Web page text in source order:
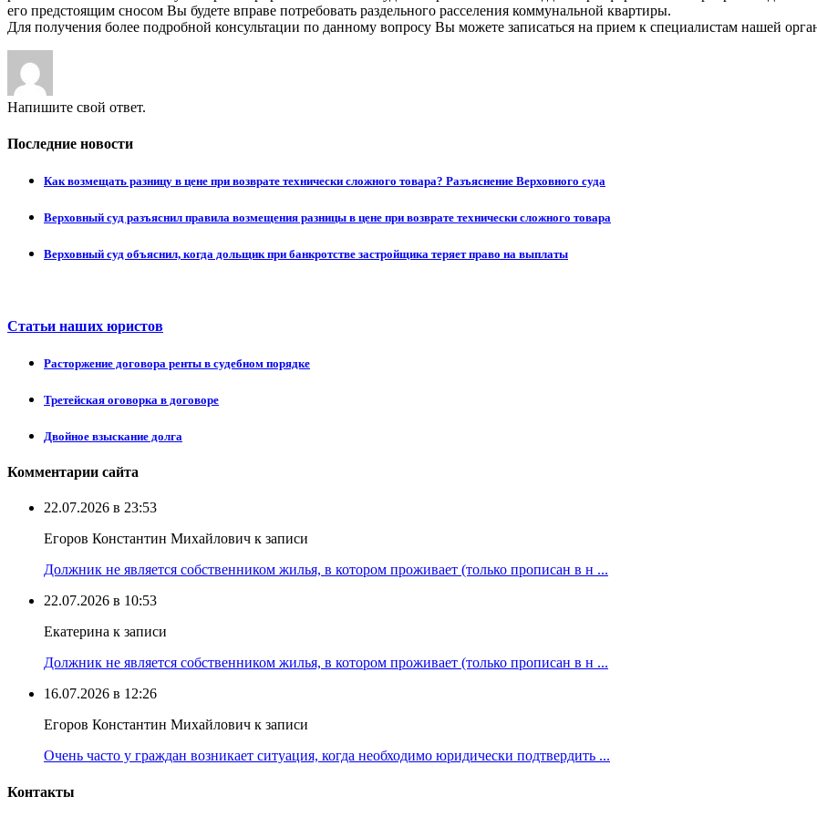
его предстоящим сносом Вы будете вправе потребовать раздельного расселения коммунальной квартиры.
Для получения более подробной консультации по данному вопросу Вы можете записаться на прием к специалистам нашей
Напишите свой ответ.
Последние новости
Как возмещать разницу в цене при возврате технически сложного товара? Разъяснение Верховного суда
Верховный суд разъяснил правила возмещения разницы в цене при возврате технически сложного товара
Верховный суд объяснил, когда дольщик при банкротстве застройщика теряет право на выплаты
Статьи наших юристов
Расторжение договора ренты в судебном порядке
Третейская оговорка в договоре
Двойное взыскание долга
Комментарии сайта
22.07.2026 в 23:53
Егоров Константин Михайлович к записи
Должник не является собственником жилья, в котором проживает (только прописан в н ...
22.07.2026 в 10:53
Екатерина к записи
Должник не является собственником жилья, в котором проживает (только прописан в н ...
16.07.2026 в 12:26
Егоров Константин Михайлович к записи
Очень часто у граждан возникает ситуация, когда необходимо юридически подтвердить ...
Контакты